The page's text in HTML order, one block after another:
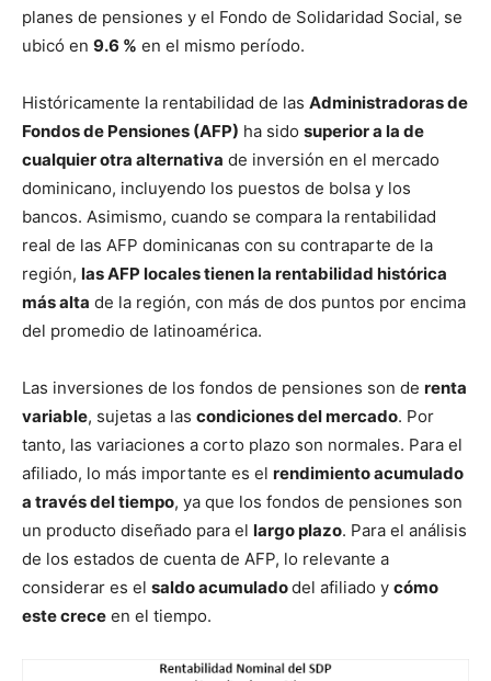
planes de pensiones y el Fondo de Solidaridad Social, se
ubicó en 9.6 % en el mismo período.
Históricamente la rentabilidad de las Administradoras de
Fondos de Pensiones (AFP) ha sido superior a la de
cualquier otra alternativa de inversión en el mercado
dominicano, incluyendo los puestos de bolsa y los
bancos. Asimismo, cuando se compara la rentabilidad
real de las AFP dominicanas con su contraparte de la
región, las AFP locales tienen la rentabilidad histórica
más alta de la región, con más de dos puntos por encima
del promedio de latinoamérica.
Las inversiones de los fondos de pensiones son de renta
variable, sujetas a las condiciones del mercado. Por
tanto, las variaciones a corto plazo son normales. Para el
afiliado, lo más importante es el rendimiento acumulado
a través del tiempo, ya que los fondos de pensiones son
un producto diseñado para el largo plazo. Para el análisis
de los estados de cuenta de AFP, lo relevante a
considerar es el saldo acumuladodel afiliado y cómo
este crece en el tiempo.